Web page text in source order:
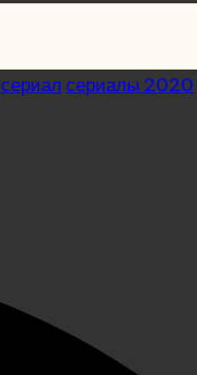
сериал сериалы 2020